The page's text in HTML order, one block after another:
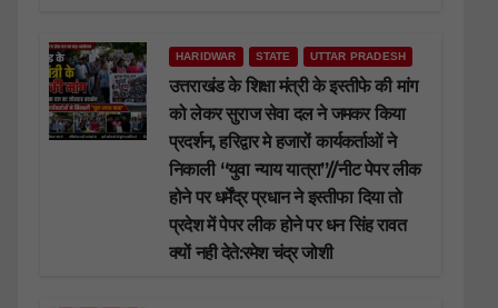
HARIDWAR STATE UTTAR PRADESH
उत्तराखंड के शिक्षा मंत्री के इस्तीफे की मांग
को लेकर सुराज सेवा दल ने जमकर किया
प्रदर्शन, हरिद्वार मे हजारों कार्यकर्ताओं ने
निकाली “युवा न्याय यात्रा”//नीट पेपर लीक
होने पर धर्मेंद्र प्रधान ने इस्तीफा दिया तो
प्रदेश में पेपर लीक होने पर धन सिंह रावत
क्यों नही देते:रमेश चंद्र जोशी